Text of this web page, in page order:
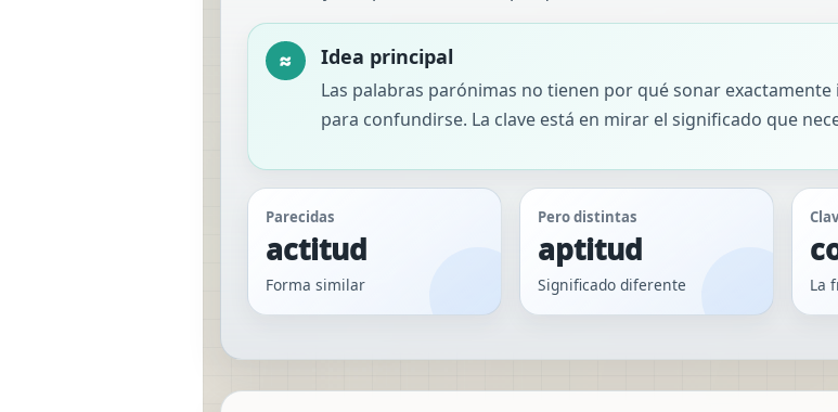
≈ Idea principal
Las palabras parónimas no tienen por qué sonar
para confundirse. La clave está en mirar el significado que
Parecidas
actitud
Forma similar
Pero distintas
aptitud
Significado diferente La